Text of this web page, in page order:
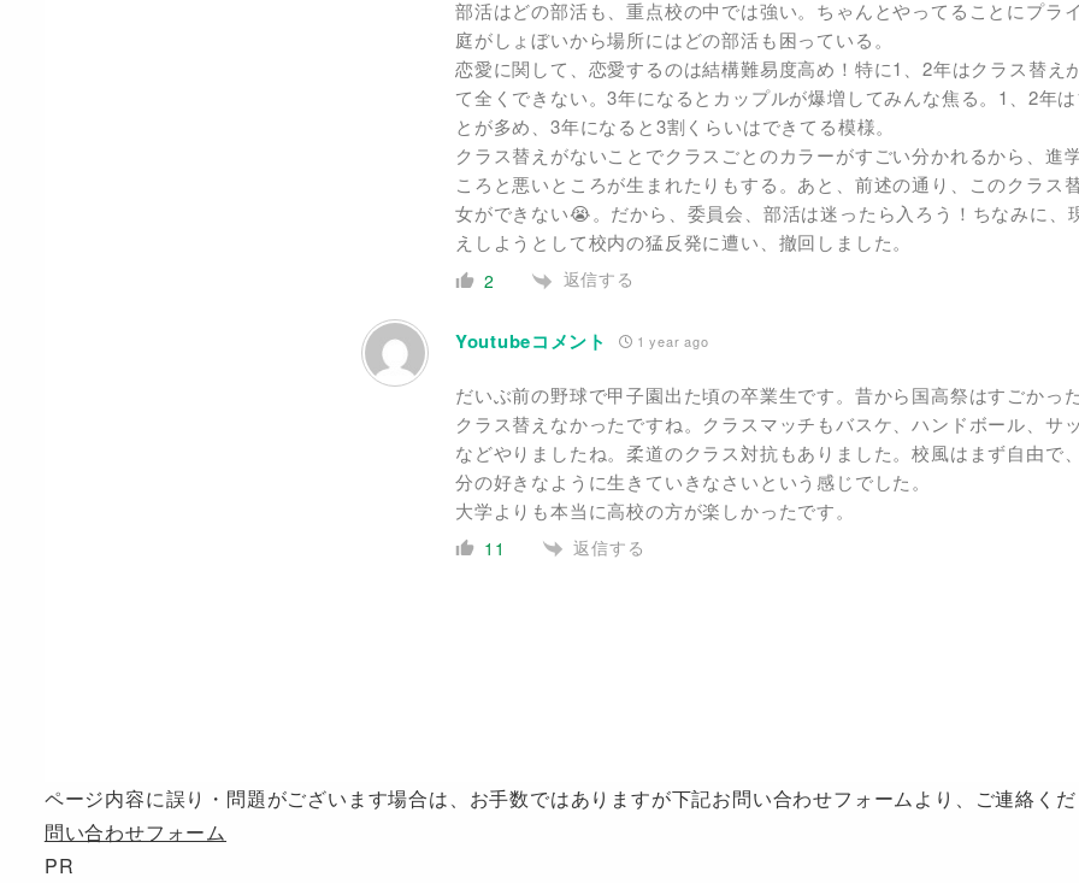
部活はどの部活も、重点校の中では強い。ちゃんとやってることにプラ
庭がしょぼいから場所にはどの部活も困っている。
恋愛に関して、恋愛するのは結構難易度高め！特に1、2年はクラス替え
て全くできない。3年になるとカップルが爆増してみんな焦る。1、2年
とが多め、3年になると3割くらいはできてる模様。
クラス替えがないことでクラスごとのカラーがすごい分かれるから、進
ころと悪いところが生まれたりもする。あと、前述の通り、このクラス
女ができない😭。だから、委員会、部活は迷ったら入ろう！ちなみに、
えしようとして校内の猛反発に遭い、撤回しました。
2 返信する
Youtubeコメント 1 year ago
だいぶ前の野球で甲子園出た頃の卒業生です。昔から国高祭はすごかっ
クラス替えなかったですね。クラスマッチもバスケ、ハンドボール、サ
などやりましたね。柔道のクラス対抗もありました。校風はまず自由で
分の好きなように生きていきなさいという感じでした。
大学よりも本当に高校の方が楽しかったです。
11 返信する
ページ内容に誤り・問題がございます場合は、お手数ではありますが下記お問い合わせフォームより、ご連絡く
問い合わせフォーム
PR